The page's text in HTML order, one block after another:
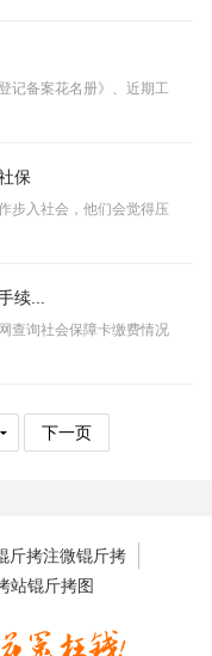
记备案花名册》、近期工
保
步入社会，他们会觉得压
续...
查询社会保障卡缴费情况
下一页
斤拷注微锟斤拷
站锟斤拷图